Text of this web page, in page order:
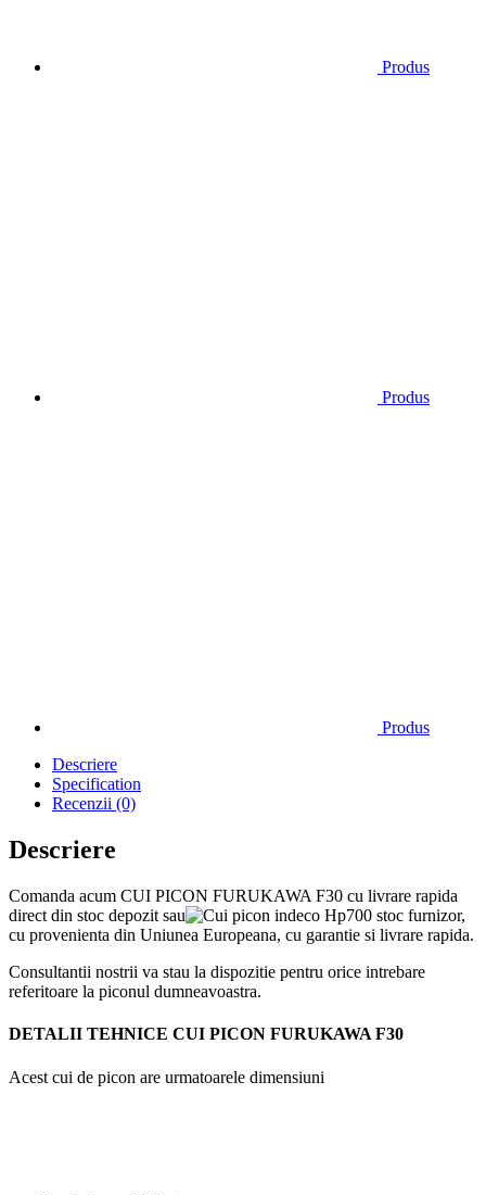
Produs
Produs
Produs
Descriere
Specification
Recenzii (0)
Descriere
Comanda acum CUI PICON FURUKAWA F30 cu livrare rapida
direct din stoc depozit sau
stoc furnizor,
cu provenienta din Uniunea Europeana, cu garantie si livrare rapida.
Consultantii nostrii va stau la dispozitie pentru orice intrebare
referitoare la piconul dumneavoastra.
DETALII TEHNICE CUI PICON FURUKAWA F30
Acest cui de picon are urmatoarele dimensiuni